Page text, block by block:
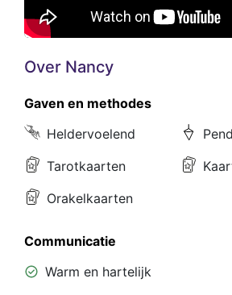
Over Nancy
Gaven en methodes
Heldervoelend
Tarotkaarten
Orakelkaarten
Communicatie
Warm en hartelijk